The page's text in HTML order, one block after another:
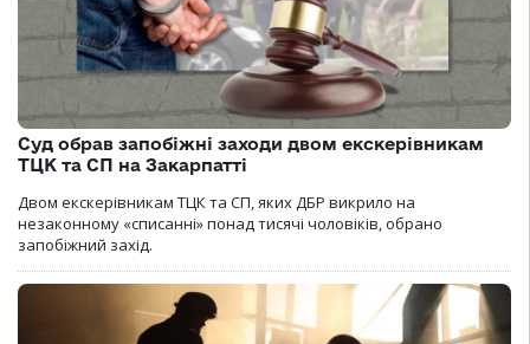
Суд обрав запобіжні заходи двом екскерівникам
ТЦК та СП на Закарпатті
Двом екскерівникам ТЦК та СП, яких ДБР викрило на
незаконному «списанні» понад тисячі чоловіків, обрано
запобіжний захід.